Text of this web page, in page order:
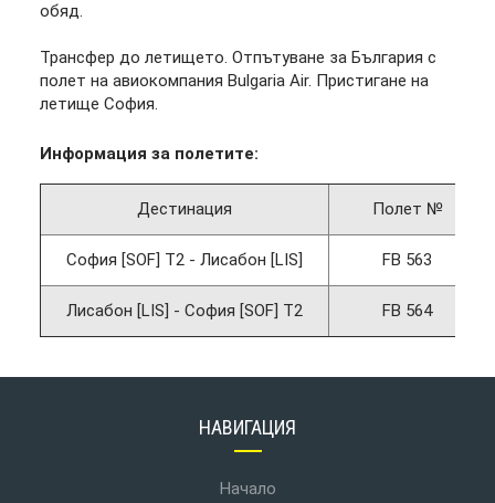
обяд.
Трансфер до летището. Отпътуване за България с
полет на авиокомпания Bulgaria Air. Пристигане на
летище София.
Информация за полетите:
Дестинация Полет №
София [SOF] Т2 - Лисабон [LIS] FB 563
Лисабон [LIS] - София [SOF] Т2 FB 564
НАВИГАЦИЯ
Начало